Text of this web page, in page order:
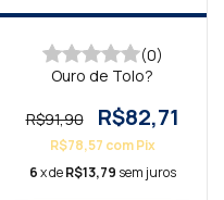
(0)
Ouro de Tolo?
R$91,90 R$82,71
R$78,57 com Pix
6x deR$13,79 sem juros